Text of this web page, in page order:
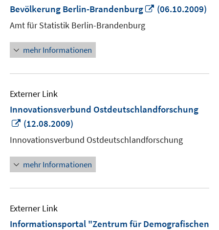
Bevölkerung Berlin-Brandenburg
In
(06.10.2009)
Amt für Statistik Berlin-Brandenburg
mehr Informationen
Externer Link
Innovationsverbund Ostdeutschlandforschung
In
neuem
Fenster
öffnen
(12.08.2009)
Innovationsverbund Ostdeutschlandforschung
mehr Informationen
Externer Link
Informationsportal "Zentrum für Demografischen